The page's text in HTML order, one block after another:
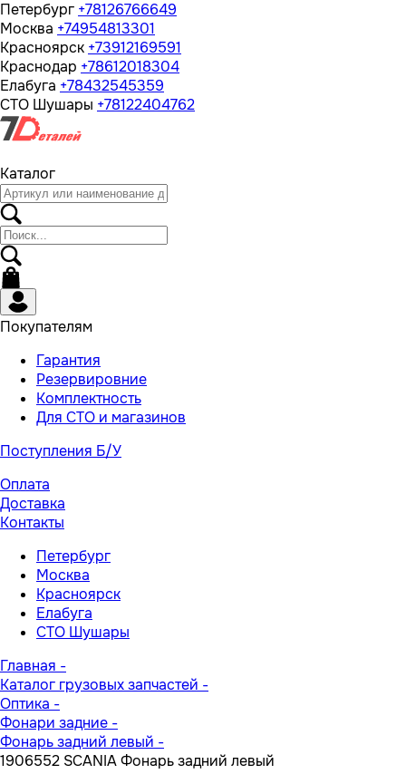
Петербург +78126766649
Москва +74954813301
Красноярск +73912169591
Краснодар +78612018304
Елабуга +78432545359
СТО Шушары +78122404762
Каталог
Покупателям
Гарантия
Резервировние
Комплектность
Для СТО и магазинов
Поступления Б/У
Оплата
Доставка
Контакты
Петербург
Москва
Красноярск
Елабуга
СТО Шушары
Главная -
Каталог грузовых запчастей -
Оптика -
Фонари задние -
Фонарь задний левый -
1906552 SCANIA Фонарь задний левый